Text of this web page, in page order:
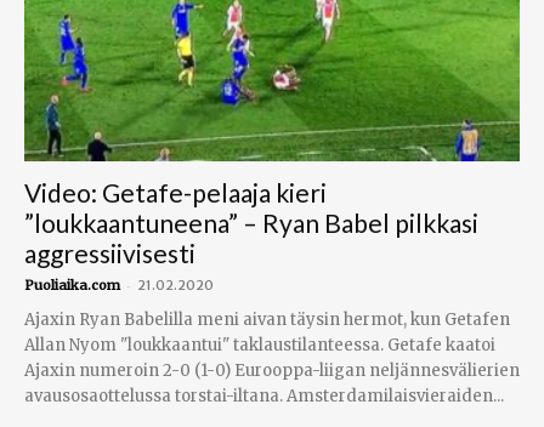
Video: Getafe-pelaaja kieri
”loukkaantuneena” – Ryan Babel pilkkasi
aggressiivisesti
Puoliaika.com - 21.02.2020
Ajaxin Ryan Babelilla meni aivan täysin hermot, kun Getafen
Allan Nyom "loukkaantui" taklaustilanteessa. Getafe kaatoi
Ajaxin numeroin 2-0 (1-0) Eurooppa-liigan neljännesvälierien
avausosaottelussa torstai-iltana. Amsterdamilaisvieraiden...